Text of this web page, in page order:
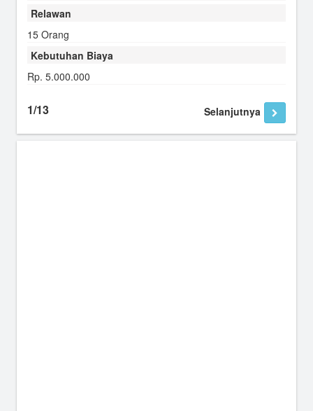
Relawan
15 Orang
Kebutuhan Biaya
Rp. 5.000.000
1/13 Selanjutnya